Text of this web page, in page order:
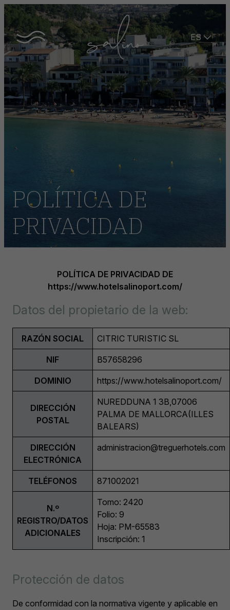
ES
POLÍTICA DE
PRIVACIDAD
POLÍTICA DE PRIVACIDAD DE
https://www.hotelsalinoport.com/
Datos del propietario de la web:
RAZÓN SOCIAL CITRIC TURISTIC SL
NIF B57658296
DOMINIO https://www.hotelsalinoport.com/
DIRECCIÓN
POSTAL
NUREDDUNA 1 3B,07006
PALMA DE MALLORCA(ILLES
BALEARS)
DIRECCIÓN
ELECTRÓNICA
administracion@treguerhotels.com
TELÉFONOS 871002021
N.º
REGISTRO/DATOS
ADICIONALES
Tomo: 2420
Folio: 9
Hoja: PM-65583
Inscripción: 1
Protección de datos
De conformidad con la normativa vigente y aplicable en